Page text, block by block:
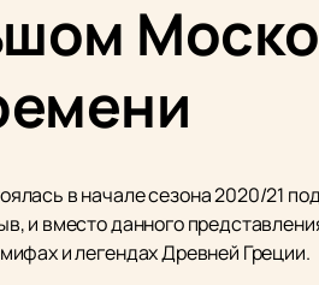
в начале сезона 2020/21
и вместо данного
и легендах Древней Греции.